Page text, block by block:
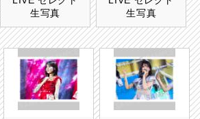
生写真
生写真